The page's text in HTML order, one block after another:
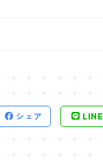
シェア LINE